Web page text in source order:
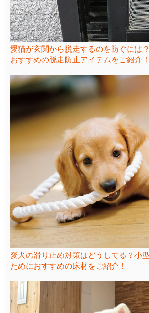
愛猫が玄関から脱走するのを防ぐには
おすすめの脱走防止アイテムをご紹介！
愛犬の滑り止め対策はどうしてる？小
ためにおすすめの床材をご紹介！